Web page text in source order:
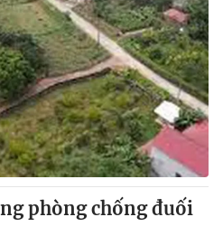
thức nếu không có sự chấp
phòng chống đuối